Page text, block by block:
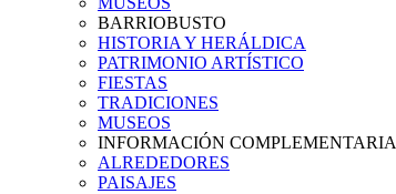
BARRIOBUSTO
HISTORIA Y HERÁLDICA
PATRIMONIO ARTÍSTICO
FIESTAS
TRADICIONES
MUSEOS
INFORMACIÓN COMPLEMENTARIA
ALREDEDORES
PAISAJES